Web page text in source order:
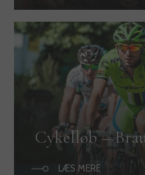
Cykelløb –
LÆS MERE